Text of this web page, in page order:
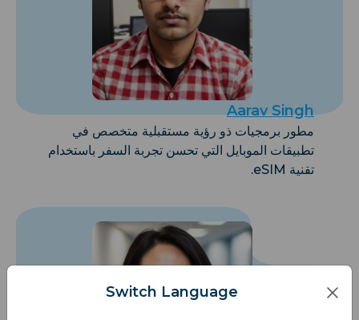
Aarav Singh
مطور برمجيات ذو رؤية مستقبلية متخصص في
تطبيقات الموبايل التي تحسن تجربة السفر باستخدام
تقنية eSIM.
Switch Language